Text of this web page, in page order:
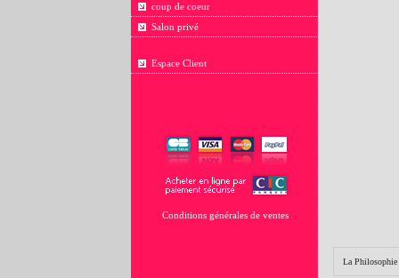
coup de coeur
Salon privé
Espace Client
Conditions générales de ventes
La